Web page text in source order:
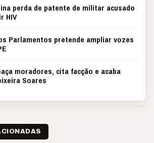
perda de patente de militar acusado
HIV
Parlamentos pretende ampliar vozes
moradores, cita facção e acaba
Soares